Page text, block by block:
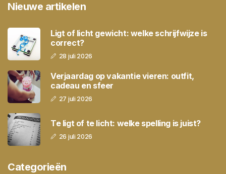
Nieuwe artikelen
Ligt of licht gewicht: welke schrijfwijze is
correct?
28 juli 2026
Verjaardag op vakantie vieren: outfit,
cadeau en sfeer
27 juli 2026
Te ligt of te licht: welke spelling is juist?
26 juli 2026
Categorieën